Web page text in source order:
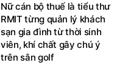
Nữ cán bộ thuế là tiểu thư
RMIT từng quản lý khách
sạn gia đình từ thời sinh
viên, khí chất gây chú ý
trên sân golf